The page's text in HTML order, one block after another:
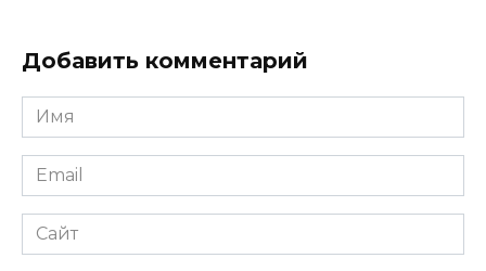
Добавить комментарий
Имя
*
Email
*
Сайт